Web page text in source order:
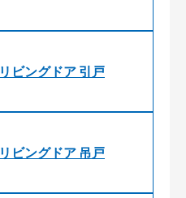
ビングドア 引戸
ビングドア 吊戸